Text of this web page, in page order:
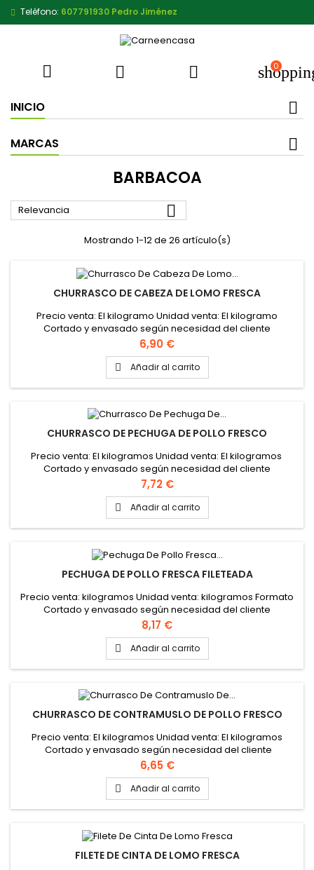
Teléfono: 607791930 Pedro Jiménez
   0
INICIO
MARCAS
BARBACOA
Relevancia 
Mostrando 1-12 de 26 artículo(s)
CHURRASCO DE CABEZA DE LOMO FRESCA
Precio venta: El kilogramo Unidad venta: El kilogramo
Cortado y envasado según necesidad del cliente
Precio
6,90 €
 Añadir al carrito
CHURRASCO DE PECHUGA DE POLLO FRESCO
Precio venta: El kilogramos Unidad venta: El kilogramos
Cortado y envasado según necesidad del cliente
Precio
7,72 €
 Añadir al carrito
PECHUGA DE POLLO FRESCA FILETEADA
Precio venta: kilogramos Unidad venta: kilogramos Formato
Cortado y envasado según necesidad del cliente
Precio
8,17 €
 Añadir al carrito
CHURRASCO DE CONTRAMUSLO DE POLLO FRESCO
Precio venta: El kilogramos Unidad venta: El kilogramos
Cortado y envasado según necesidad del cliente
Precio
6,65 €
 Añadir al carrito
FILETE DE CINTA DE LOMO FRESCA